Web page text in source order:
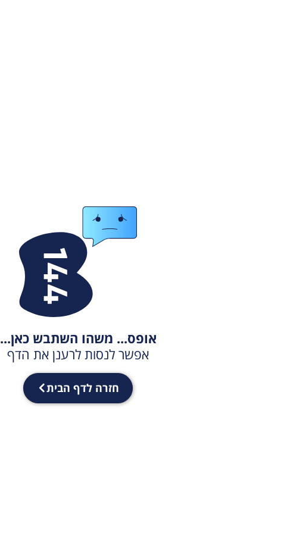
אופס... משהו השתבש כאן...
אפשר לנסות לרענן את הדף
חזרה לדף הבית